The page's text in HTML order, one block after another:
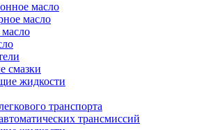
масло
масло
смазки
жидкости
транспорта
трансмиссий